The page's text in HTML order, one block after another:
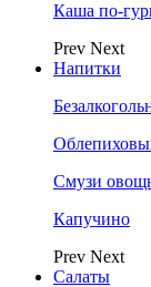
Каша по-
Prev Next
Напитки
Смузи
Капучино
Prev Next
Салаты